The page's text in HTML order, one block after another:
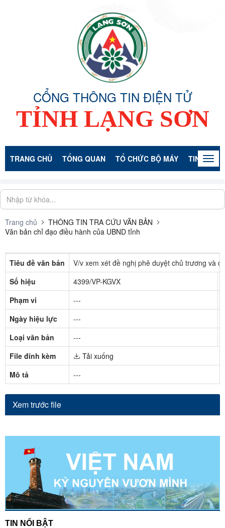
CỔNG THÔNG TIN ĐIỆN TỬ
TỈNH LẠNG SƠN
TRANG CHỦ TỔNG QUAN TỔ CHỨC BỘ MÁY TIN TỨC -
Trang chủ
THÔNG TIN TRA CỨU VĂN BẢN
Văn bản chỉ đạo điều hành của UBND tỉnh
Tiêu đề văn bản
V/v xem xét đề nghị phê duyệt chủ trương và
Số hiệu
4399/VP-KGVX
Phạm vi
---
Ngày hiệu lực
---
Loại văn bản
---
File đính kèm
Tải xuống
Mô tả
---
Xem trước file
TIN NỔI BẬT